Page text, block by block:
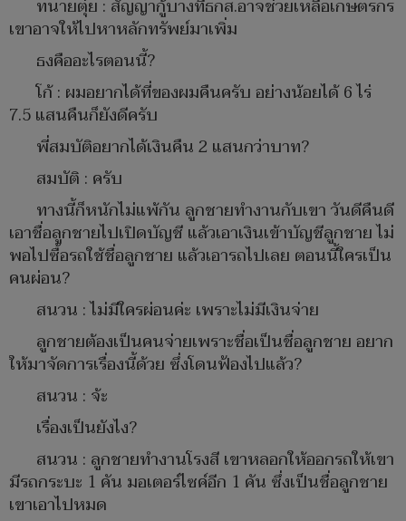
ทนายตุ๋ย : สัญญากู้บางทีธกส.อาจช่วยเหลือเกษตรกร
เขาอาจให้ไปหาหลักทรัพย์มาเพิ่ม
ธงคืออะไรตอนนี้?
โก้ : ผมอยากได้ที่ของผมคืนครับ อย่างน้อยได้ 6 ไร่
7.5 แสนคืนก็ยังดีครับ
พี่สมบัติอยากได้เงินคืน 2 แสนกว่าบาท?
สมบัติ : ครับ
ทางนี้ก็หนักไม่แพ้กัน ลูกชายทำงานกับเขา วันดีคืนดี
เอาชื่อลูกชายไปเปิดบัญชี แล้วเอาเงินเข้าบัญชีลูกชาย ไม่
พอไปซื้อรถใช้ชื่อลูกชาย แล้วเอารถไปเลย ตอนนี้ใครเป็น
คนผ่อน?
สนวน : ไม่มีใครผ่อนค่ะ เพราะไม่มีเงินจ่าย
ลูกชายต้องเป็นคนจ่ายเพราะชื่อเป็นชื่อลูกชาย อยาก
ให้มาจัดการเรื่องนี้ด้วย ซึ่งโดนฟ้องไปแล้ว?
สนวน : จ้ะ
เรื่องเป็นยังไง?
สนวน : ลูกชายทำงานโรงสี เขาหลอกให้ออกรถให้เขา
มีรถกระบะ 1 คัน มอเตอร์ไซค์อีก 1 คัน ซึ่งเป็นชื่อลูกชาย
เขาเอาไปหมด